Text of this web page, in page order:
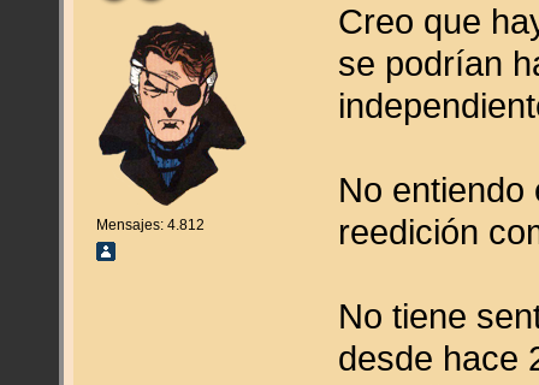
Mensajes: 4.812
Creo que
se podrían
No
reedición
No tiene
desde hace